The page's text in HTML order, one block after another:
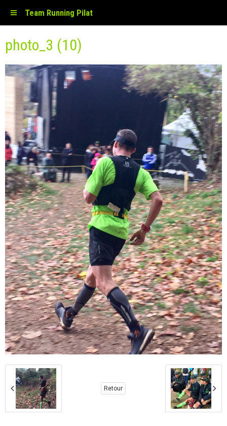
Team Running Pilat
photo_3 (10)
Retour